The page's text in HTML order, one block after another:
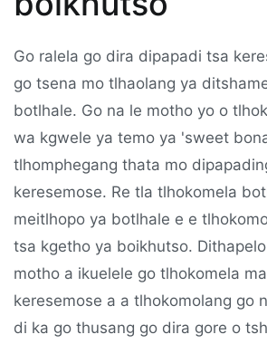
Go ralela go dira dipapadi tsa
go tsena mo tlhaolang ya
botlhale. Go na le motho yo o
wa kgwele ya temo ya 'sweet
tlhomphegang thata mo
keresemose. Re tla tlhokomela
meitlhopo ya botlhale e e
tsa kgetho ya boikhutso.
motho a ikuelele go tlhokomela
keresemose a a tlhokomolang go
di ka go thusang go dira gore o